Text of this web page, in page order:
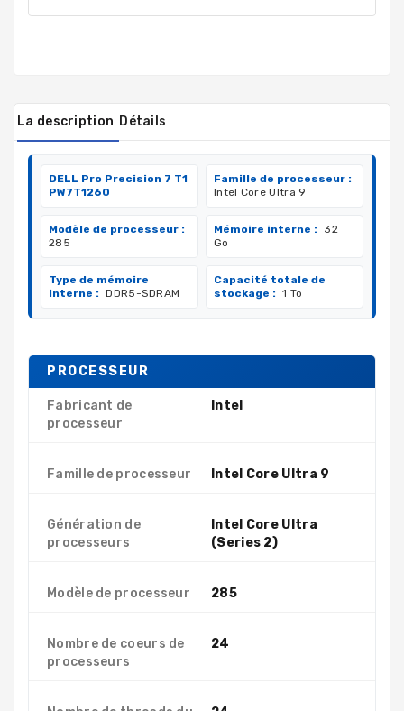
La description Détails
DELL Pro Precision 7 T1
PW7T1260
Famille de processeur :
Intel Core Ultra 9
Modèle de processeur :
285
Mémoire interne :
32
Go
Type de mémoire
interne : DDR5-SDRAM
Capacité totale de
stockage : 1 To
PROCESSEUR
Fabricant de
processeur
Intel
Famille de processeur Intel Core Ultra 9
Génération de
processeurs
Intel Core Ultra
(Series 2)
Modèle de processeur 285
Nombre de coeurs de
processeurs
24